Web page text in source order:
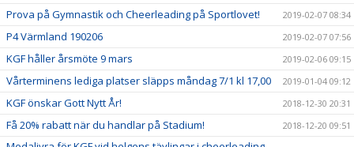
Prova på Gymnastik och Cheerleading på Sportlovet! 2019-02-07 08:34
P4 Värmland 190206 2019-02-07 07:56
KGF håller årsmöte 9 mars 2019-02-06 09:15
Vårterminens lediga platser släpps måndag 7/1 kl 17,00 2019-01-04 09:12
KGF önskar Gott Nytt År! 2018-12-30 20:31
Få 20% rabatt när du handlar på Stadium! 2018-12-20 09:51